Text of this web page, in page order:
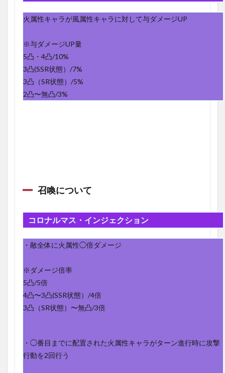
2.1
過程
2.2
解放
要な
素材
点
まと
火属性キャラが風属性キャラに対して与ダメージUP
※与ダメージUP量
5凸・4凸/10%
3凸(SSR状態）/7%
3凸（SR状態）/5%
2凸〜無凸/3%
召喚について
コロナルマス・インジェクション
・敵全体に火属性◯倍ダメージ
※ダメージ倍率
5凸/5倍
4凸〜3凸(SSR状態）/4倍
3凸（SR状態）〜無凸/3倍
・◯番目までに配置された火属性キャラがターン進行時に攻撃
行動を2回行う